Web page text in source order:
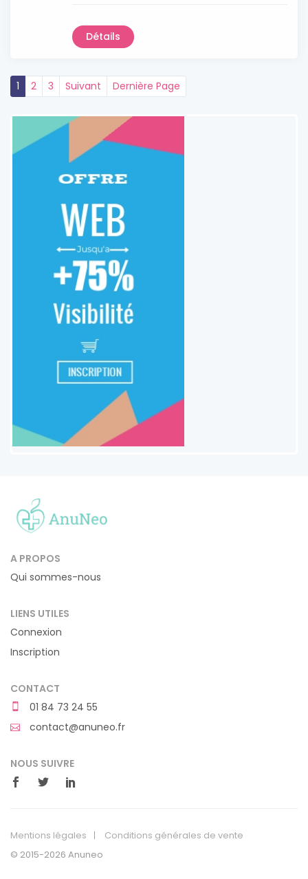
Détails
1 2 3 Suivant Dernière Page
A PROPOS
Qui sommes-nous
LIENS UTILES
Connexion
Inscription
CONTACT
01 84 73 24 55
contact@anuneo.fr
NOUS SUIVRE
Mentions légales
Conditions générales de vente
© 2015-2026 Anuneo